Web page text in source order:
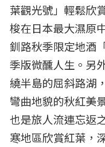
葉觀光號」輕鬆欣
梭在日本最大濕原
釧路秋季限定地酒
季版微醺人生。另
繞半島的屈斜路湖
彎曲地貌的秋紅美
也是旅人流連忘返
寒地區欣賞紅葉，